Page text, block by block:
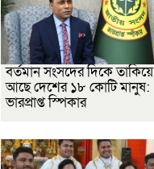
বর্তমান সংসদের দিকে তাকিয়ে
আছে দেশের ১৮ কোটি মানুষ:
ভারপ্রাপ্ত স্পিকার